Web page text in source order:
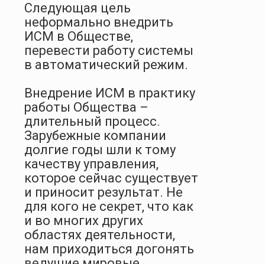
Следующая цель
неформально внедрить
ИСМ в Обществе,
перевести работу системы
в автоматический режим.
Внедрение ИСМ в практику
работы Общества –
длительный процесс.
Зарубежные компании
долгие годы шли к тому
качеству управления,
которое сейчас существует
и приносит результат. Не
для кого не секрет, что как
и во многих других
областях деятельности,
нам приходиться догонять